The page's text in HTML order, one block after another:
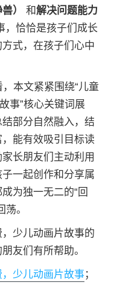
）
和解决问题能力
，恰恰是孩子们成长
式，在孩子们心中
本文紧紧围绕“儿童
事”核心关键词展
部分自然融入，结
能有效吸引目标读
长朋友们主动利用
一起创作和分享属
为独一无二的“回
。
少儿动画片故事的
友们有所帮助。
少儿动画片故事；